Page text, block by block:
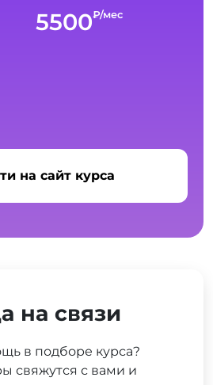
5500₽/мес
на сайт курса
на связи
в подборе курса?
свяжутся с вами и